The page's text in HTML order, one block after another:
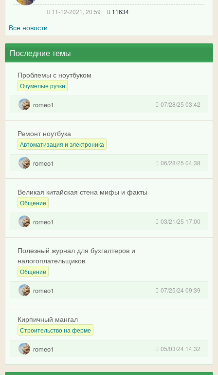
11-12-2021, 20:59 11634
Все новости
Последние темы
Проблемы с ноутбуком
Очумелые ручки
romeo1 07/28/25 03:42
Ремонт ноутбука
Автоматизация и электроника
romeo1 06/28/25 04:38
Великая китайская стена мифы и факты
Общение
romeo1 03/21/25 17:00
Полезный журнал для бухгалтеров и
налогоплательщиков
Общение
romeo1 07/25/24 09:39
Кирпичный мангал
Строительство на ферме
romeo1 05/03/24 14:32